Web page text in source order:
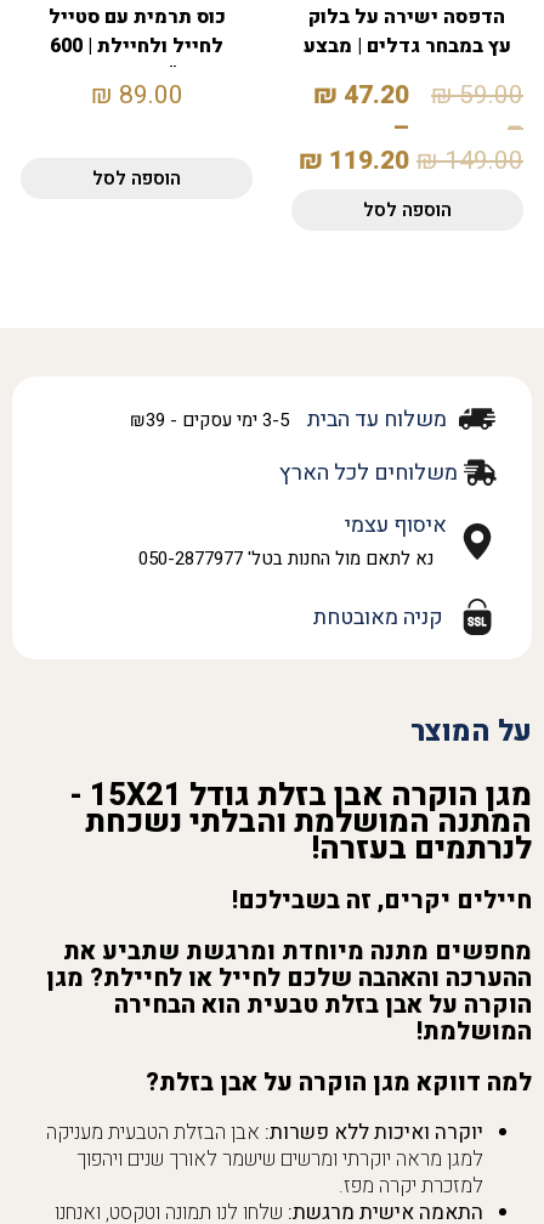
הדפסה ישירה על בלוק
עץ במבחר גדלים | מבצע
59.00
₪
–
149.00
₪
47.20
₪
–
119.20
₪
הוספה לסל
כוס תרמית עם סטייל
לחייל ולחיילת | 600
מ"ל | עם קש
89.00
₪
הוספה לסל
משלוח עד הבית 3-5 ימי עסקים - ₪39
משלוחים לכל הארץ
איסוף עצמי
נא לתאם מול החנות בטל' 050-2877977
קניה מאובטחת
על המוצר
מגן הוקרה אבן בזלת גודל 15X21 -
המתנה המושלמת והבלתי נשכחת
לנרתמים בעזרה!
חיילים יקרים, זה בשבילכם!
מחפשים מתנה מיוחדת ומרגשת שתביע את
ההערכה והאהבה שלכם לחייל או לחיילת? מגן
הוקרה על אבן בזלת טבעית הוא הבחירה
המושלמת!
למה דווקא מגן הוקרה על אבן בזלת?
יוקרה ואיכות ללא פשרות: אבן הבזלת הטבעית מעניקה
למגן מראה יוקרתי ומרשים שישמר לאורך שנים ויהפוך
למזכרת יקרה מפז.
התאמה אישית מרגשת: שלחו לנו תמונה וטקסט, ואנחנו